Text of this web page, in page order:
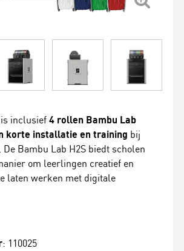
inclusief 4 rollen Bambu Lab
korte installatie en training bij
Bambu Lab H2S biedt scholen
om leerlingen creatief en
laten werken met digitale
: 110025